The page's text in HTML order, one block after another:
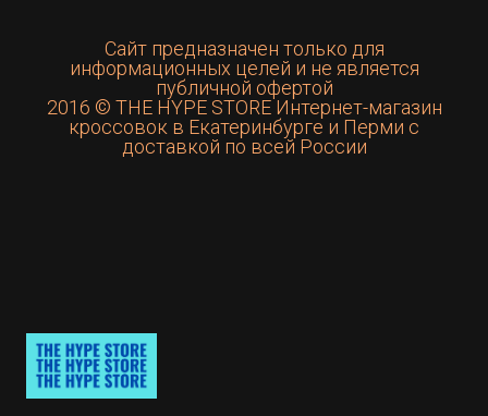
Сайт предназначен только для
информационных целей и не является
публичной офертой
2016 © THE HYPE STORE Интернет-магазин
кроссовок в Екатеринбурге и Перми с
доставкой по всей России